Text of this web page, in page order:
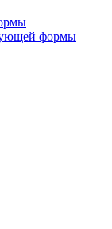
формы